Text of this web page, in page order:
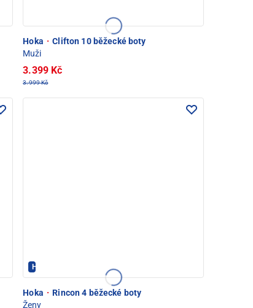
Hoka · Clifton 10 běžecké boty
Muži
3.399 Kč
3.999 Kč
Hoka - PEC POD SNĚŽKOU
Hoka · Rincon 4 běžecké boty
Ženy